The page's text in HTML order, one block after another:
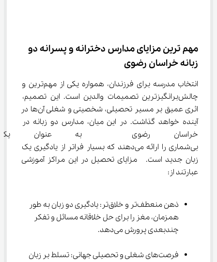
مهم ترین مزایای مدارس دخترانه و پسرانه دو
زبانه خراسان رضوی
انتخاب مدرسه برای فرزندان، همواره یکی از مهم‌ترین و
چالش‌برانگیزترین تصمیمات والدین است. این تصمیم،
اثری عمیق بر مسیر تحصیلی، شخصیتی و شغلی آن‌ها در
آینده خواهد گذاشت. در این میان، مدارس دو زبانه در
خراسان رضوی  به عنوان یک
بی‌شماری را ارائه می‌دهند که بسیار فراتر از یادگیری یک
زبان جدید است.  مزایای تحصیل در این مراکز آموزشی
عبارتند از:
ذهن منعطف‌تر و خلاق‌تر: یادگیری دو زبان به طور
همزمان، مغز را برای حل خلاقانه مسائل و تفکر
چندبعدی پرورش می‌دهد.
فرصت‌های شغلی و تحصیلی جهانی: تسلط بر زبان